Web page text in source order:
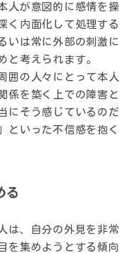
人が意図的に感情を操
く内面化して処理する
いは常に外部の刺激に
と考えられます。
囲の人々にとって本人
係を築く上での障害と
にそう感じているのだ
といった不信感を抱く
る
は、自分の外見を非常
を集めようとする 傾向